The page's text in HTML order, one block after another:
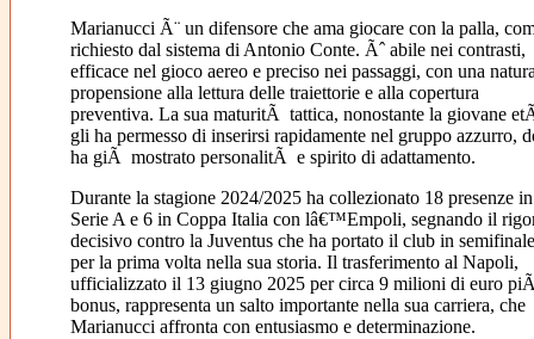
Marianucci Ã¨ un difensore che ama giocare con la palla,
richiesto dal sistema di Antonio Conte. Ãˆ abile nei contrasti,
efficace nel gioco aereo e preciso nei passaggi, con una
propensione alla lettura delle traiettorie e alla copertura
preventiva. La sua maturitÃ tattica, nonostante la giovane
gli ha permesso di inserirsi rapidamente nel gruppo azzurro,
ha giÃ mostrato personalitÃ e spirito di adattamento.
Durante la stagione 2024/2025 ha collezionato 18 presenze in
Serie A e 6 in Coppa Italia con lâ€™Empoli, segnando il
decisivo contro la Juventus che ha portato il club in semifinale
per la prima volta nella sua storia. Il trasferimento al Napoli,
ufficializzato il 13 giugno 2025 per circa 9 milioni di euro
bonus, rappresenta un salto importante nella sua carriera, che
Marianucci affronta con entusiasmo e determinazione.